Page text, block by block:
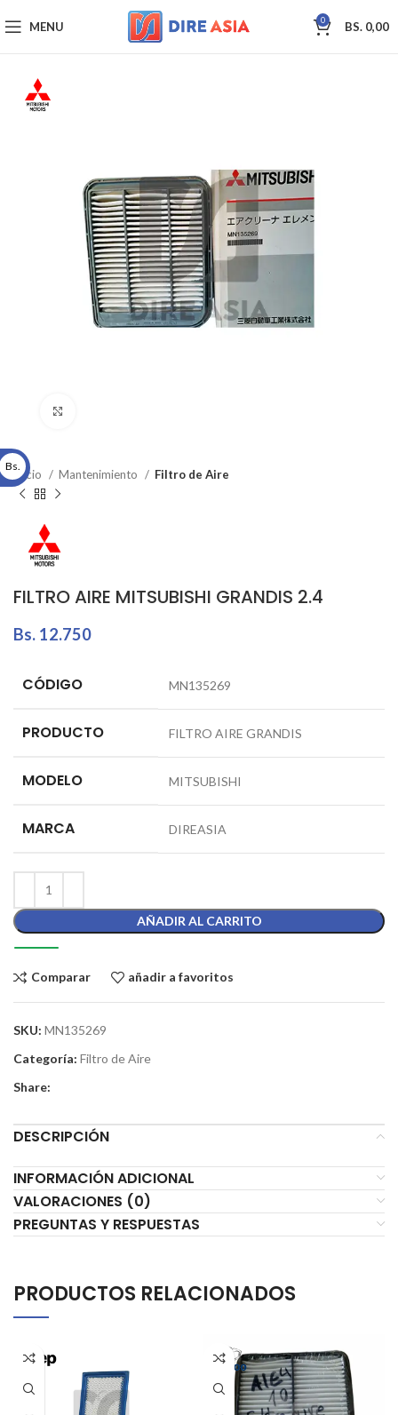
MENU 0 BS. 0,00
Inicio Mantenimiento Filtro de Aire
FILTRO AIRE MITSUBISHI GRANDIS 2.4
Bs. 12.750
CÓDIGO MN135269
PRODUCTO FILTRO AIRE GRANDIS
MODELO MITSUBISHI
MARCA DIREASIA
AÑADIR AL CARRITO
Comparar añadir a favoritos
SKU: MN135269
Categoría: Filtro de Aire
Share:
DESCRIPCIÓN
INFORMACIÓN ADICIONAL
VALORACIONES (0)
PREGUNTAS Y RESPUESTAS
PRODUCTOS RELACIONADOS
Bs.